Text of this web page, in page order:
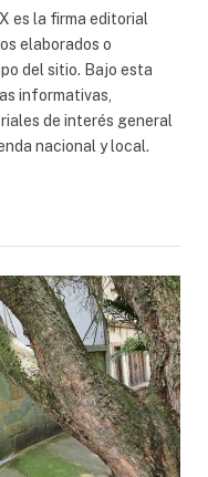
es la firma editorial
elaborados o
del sitio. Bajo esta
informativas,
de interés general
nacional y local.